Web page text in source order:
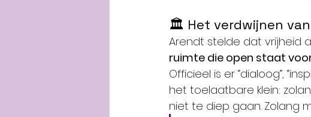
🏛 Het verdwijnen
Arendt stelde dat vrijheid
ruimte die open staat
Officieel is er “dialoog”,
het toelaatbare klein:
niet te diep gaan. Zolang